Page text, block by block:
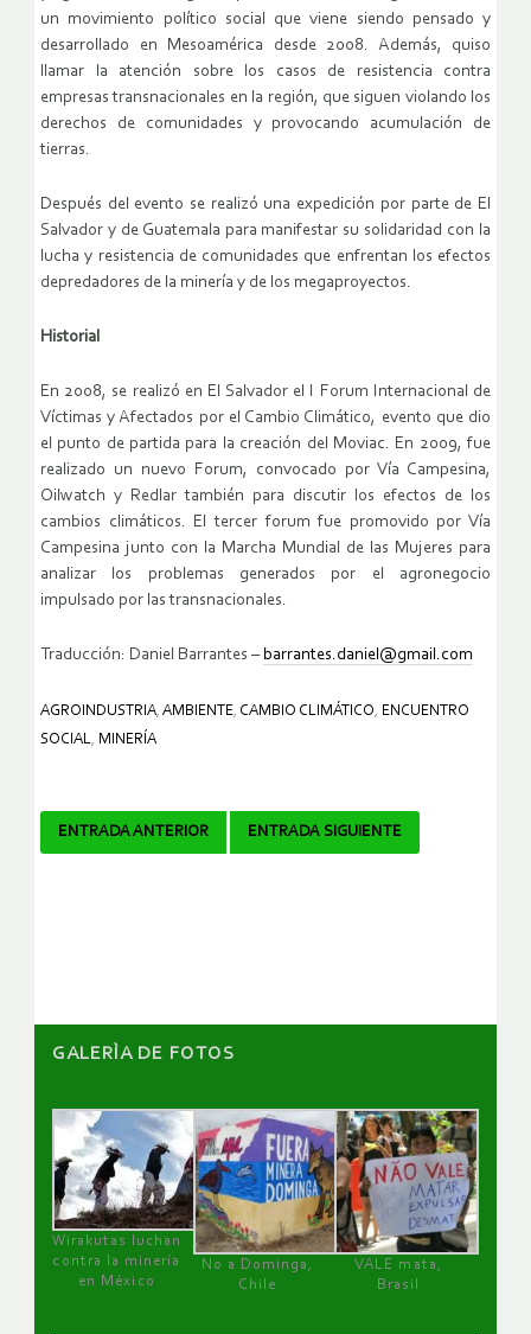
un movimiento político social que viene siendo pensado y
desarrollado en Mesoamérica desde 2008. Además, quiso
llamar la atención sobre los casos de resistencia contra
empresas transnacionales en la región, que siguen violando los
derechos de comunidades y provocando acumulación de
tierras.
Después del evento se realizó una expedición por parte de El
Salvador y de Guatemala para manifestar su solidaridad con la
lucha y resistencia de comunidades que enfrentan los efectos
depredadores de la minería y de los megaproyectos.
Historial
En 2008, se realizó en El Salvador el I Forum Internacional de
Víctimas y Afectados por el Cambio Climático, evento que dio
el punto de partida para la creación del Moviac. En 2009, fue
realizado un nuevo Forum, convocado por Vía Campesina,
Oilwatch y Redlar también para discutir los efectos de los
cambios climáticos. El tercer forum fue promovido por Vía
Campesina junto con la Marcha Mundial de las Mujeres para
analizar los problemas generados por el agronegocio
impulsado por las transnacionales.
Traducción: Daniel Barrantes – barrantes.daniel@gmail.com
AGROINDUSTRIA, AMBIENTE, CAMBIO CLIMÁTICO, ENCUENTRO
SOCIAL, MINERÍA
Navegador
ENTRADA ANTERIOR ENTRADA SIGUIENTE
GALERÌA DE FOTOS
Wirakutas luchan
contra la minería
en México
No a Dominga,
Chile
VALE mata,
Brasil